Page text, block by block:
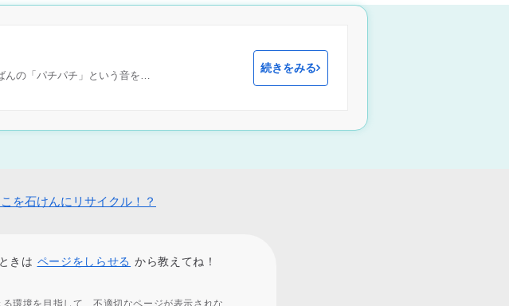
んの「パチパチ」という音を…
続きをみる
を石けんにリサイクル！？
きは ページをしらせる から教えてね！